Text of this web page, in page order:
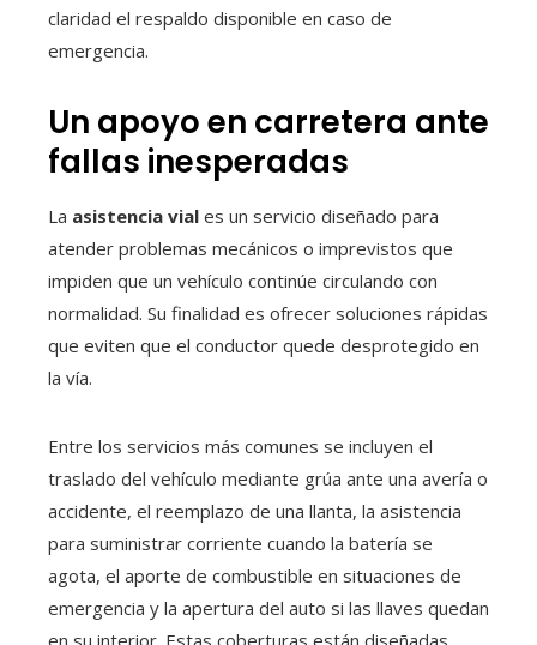
claridad el respaldo disponible en caso de
emergencia.
Un apoyo en carretera ante
fallas inesperadas
La asistencia vial es un servicio diseñado para
atender problemas mecánicos o imprevistos que
impiden que un vehículo continúe circulando con
normalidad. Su finalidad es ofrecer soluciones rápidas
que eviten que el conductor quede desprotegido en
la vía.
Entre los servicios más comunes se incluyen el
traslado del vehículo mediante grúa ante una avería o
accidente, el reemplazo de una llanta, la asistencia
para suministrar corriente cuando la batería se
agota, el aporte de combustible en situaciones de
emergencia y la apertura del auto si las llaves quedan